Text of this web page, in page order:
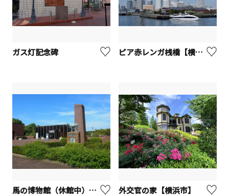
ガス灯記念碑 ピア赤レンガ桟橋【横浜市】
馬の博物館（休館中）【横浜市】（根岸競馬記念公苑） 外交官の家【横浜市】